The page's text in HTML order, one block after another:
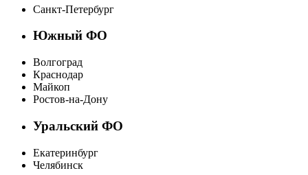
Санкт-Петербург
Южный ФО
Волгоград
Краснодар
Майкоп
Ростов-на-Дону
Уральский ФО
Екатеринбург
Челябинск